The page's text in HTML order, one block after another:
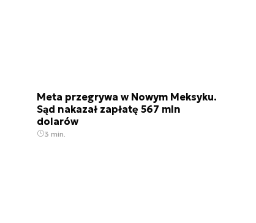
Meta przegrywa w Nowym Meksyku.
Sąd nakazał zapłatę 567 mln
dolarów
3 min.